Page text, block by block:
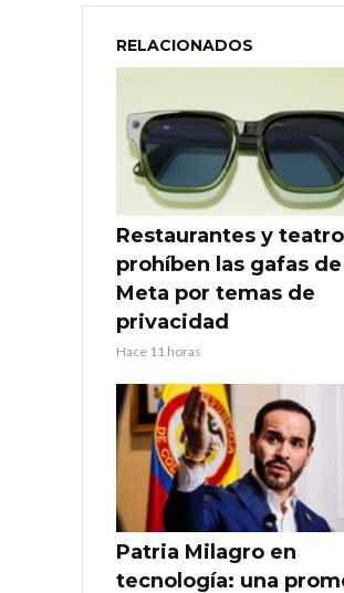
RELACIONADOS
Restaurantes y
prohíben las gafas de
Meta por temas de
privacidad
Hace 11 horas
Patria Milagro en
tecnología: una